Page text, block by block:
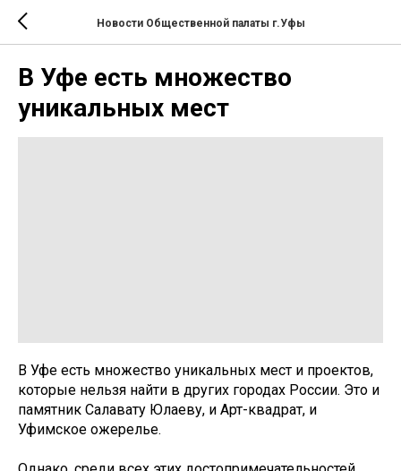
Новости Общественной палаты г.Уфы
В Уфе есть множество
уникальных мест
В Уфе есть множество уникальных мест и проектов,
которые нельзя найти в других городах России. Это и
памятник Салавату Юлаеву, и Арт-квадрат, и
Уфимское ожерелье.